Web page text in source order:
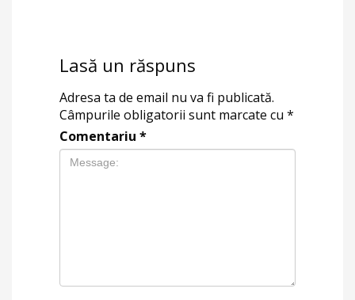
Lasă un răspuns
Adresa ta de email nu va fi publicată.
Câmpurile obligatorii sunt marcate cu *
Comentariu *